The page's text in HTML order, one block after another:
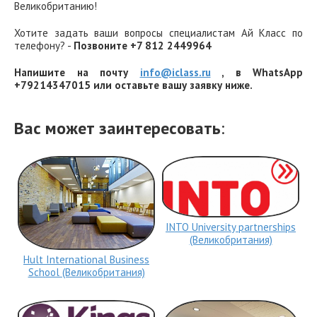
Великобританию!
Хотите задать ваши вопросы специалистам Ай Класс по
телефону? - Позвоните +7 812 2449964
Напишите на почту info@iclass.ru, в WhatsApp
+79214347015 или оставьте вашу заявку ниже.
Вас может заинтересовать:
Hult International Business
School (Великобритания)
INTO University partnerships
(Великобритания)